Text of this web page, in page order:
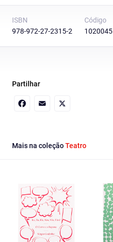
ISBN
978-972-27-2315-2
Código
1020045
Partilhar
Mais na coleçãoTeatro